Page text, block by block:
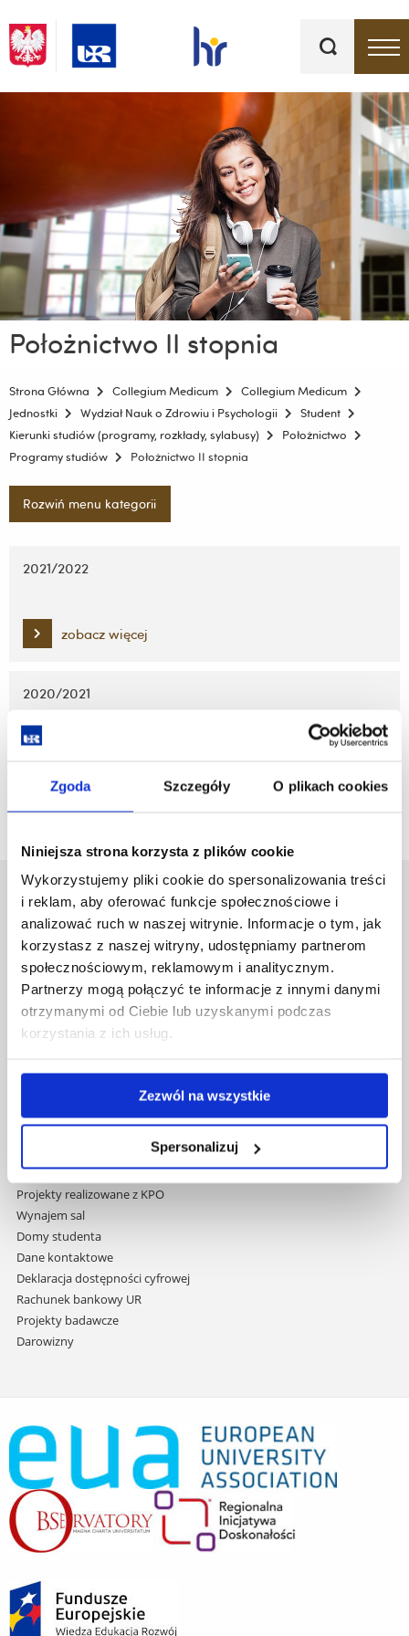
Zgoda Szczegóły O plikach cookies
Niniejsza strona korzysta z plików cookie
Wykorzystujemy pliki cookie do spersonalizowania treści
i reklam, aby oferować funkcje społecznościowe i
analizować ruch w naszej witrynie. Informacje o tym, jak
korzystasz z naszej witryny, udostępniamy partnerom
społecznościowym, reklamowym i analitycznym.
Partnerzy mogą połączyć te informacje z innymi danymi
otrzymanymi od Ciebie lub uzyskanymi podczas
korzystania z ich usług.
Zezwól na wszystkie
Spersonalizuj
kluczowe
Położnictwo II stopnia
Strona Główna Collegium Medicum
Collegium Medicum
Jednostki
Wydział Nauk o Zdrowiu i Psychologii
Student
Kierunki studiów (programy, rozkłady, sylabusy)
Położnictwo
Programy studiów
Położnictwo II stopnia
Rozwiń menu kategorii
nawigację
treści
2021/2022
zobacz więcej
2020/2021
Uniwersytet Rzeszowski
Al. Tadeusza Rejtana 16C
35-959 Rzeszów
Pomiń
nawigację
przejdź
Polityka prywatności
Mapa serwisu
Biblioteka
Zamówienia publiczne
Projekty współfinansowane przez UE
Projekty realizowane z KPO
Wynajem sal
Domy studenta
Dane kontaktowe
Deklaracja dostępności cyfrowej
Rachunek bankowy UR
Projekty badawcze
Darowizny